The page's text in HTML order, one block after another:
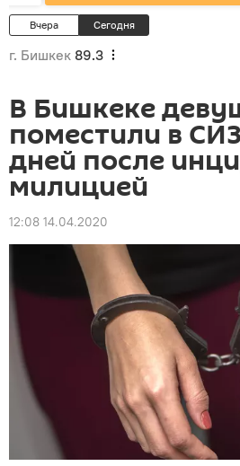
Вчера Сегодня
г. Бишкек 89.3
В Бишкеке
поместили в
дней после
милицией
12:08 14.04.2020